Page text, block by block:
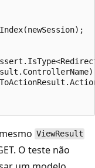
ViewResult
O teste não